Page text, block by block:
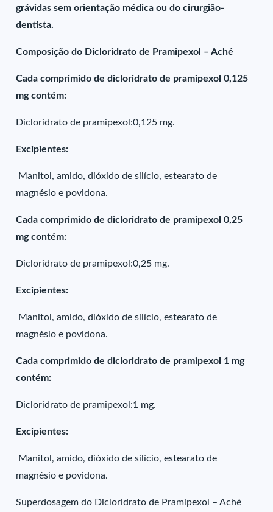
grávidas sem orientação médica ou do cirurgião-
dentista.
Composição do Dicloridrato de Pramipexol – Aché
Cada comprimido de dicloridrato de pramipexol 0,125
mg contém:
Dicloridrato de pramipexol:0,125 mg.
Excipientes:
Manitol, amido, dióxido de silício, estearato de
magnésio e povidona.
Cada comprimido de dicloridrato de pramipexol 0,25
mg contém:
Dicloridrato de pramipexol:0,25 mg.
Excipientes:
Manitol, amido, dióxido de silício, estearato de
magnésio e povidona.
Cada comprimido de dicloridrato de pramipexol 1 mg
contém:
Dicloridrato de pramipexol:1 mg.
Excipientes:
Manitol, amido, dióxido de silício, estearato de
magnésio e povidona.
Superdosagem do Dicloridrato de Pramipexol – Aché